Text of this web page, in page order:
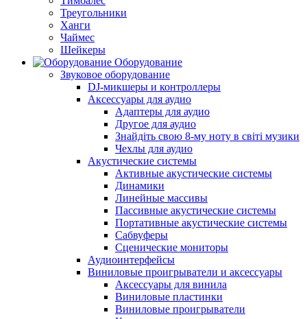
Треугольники
Ханги
Чаймес
Шейкеры
Оборудование
Звуковое оборудование
DJ-микшеры и контроллеры
Аксессуары для аудио
Адаптеры для аудио
Другое для аудио
Знайдіть свою 8-му ноту в світі музики
Чехлы для аудио
Акустические системы
Активные акустические системы
Динамики
Линейные массивы
Пассивные акустические системы
Портативные акустические системы
Сабвуферы
Сценические мониторы
Аудиоинтерфейсы
Виниловые проигрыватели и аксессуары
Аксессуары для винила
Виниловые пластинки
Виниловые проигрыватели